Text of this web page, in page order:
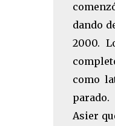
dando
2000.
como
Asier